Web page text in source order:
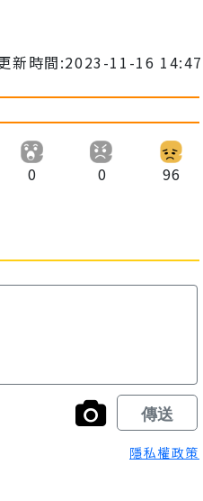
新時間:2023-11-16 14:47
0 0 96
隱私權政策